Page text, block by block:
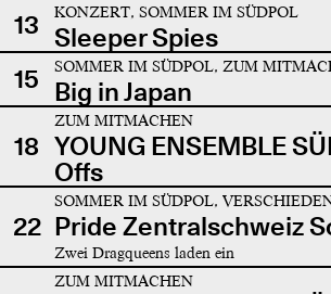
13
KONZERT, SOMMER IM SÜDPOL
Sleeper Spies
15
SOMMER IM SÜDPOL, ZUM
Big in Japan
18
ZUM MITMACHEN
YOUNG ENSEMBLE
Offs
22
SOMMER IM SÜDPOL,
Pride Zentralschweiz
Zwei Dragqueens laden ein
ZUM MITMACHEN